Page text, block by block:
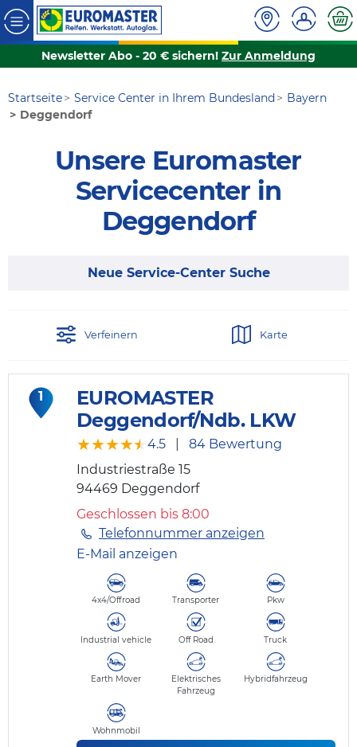
Newsletter Abo - 20 € sichern! Zur Anmeldung
Startseite Service Center in Ihrem Bundesland
Bayern
Deggendorf
Unsere Euromaster
Servicecenter in
Deggendorf
Neue Service-Center Suche
Karte
Verfeinern
1
EUROMASTER
Deggendorf/Ndb. LKW
★★★★★
★★★★★4.5 |84 Bewertung
Industriestraße 15
94469 Deggendorf
Geschlossen bis 8:00
Telefonnummer anzeigen
E-Mail anzeigen
4x4/Offroad Transporter Pkw
Industrial vehicle Off Road Truck
Earth Mover
Elektrisches
Fahrzeug
Hybridfahrzeug
Wohnmobil